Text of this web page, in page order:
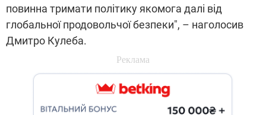
повинна тримати політику якомога далі від
глобальної продовольчої безпеки", – наголосив
Дмитро Кулеба.